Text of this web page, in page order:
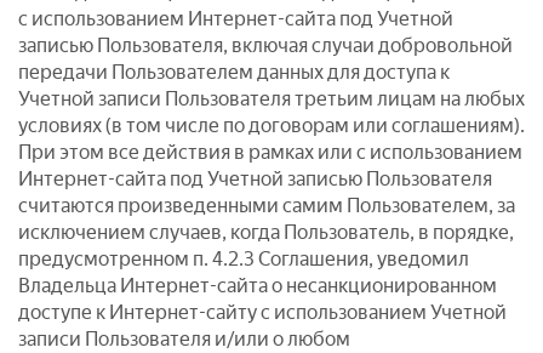
с использованием Интернет-сайта под Учетной
записью Пользователя, включая случаи добровольной
передачи Пользователем данных для доступа к
Учетной записи Пользователя третьим лицам на любых
условиях (в том числе по договорам или соглашениям).
При этом все действия в рамках или с использованием
Интернет-сайта под Учетной записью Пользователя
считаются произведенными самим Пользователем, за
исключением случаев, когда Пользователь, в порядке,
предусмотренном п. 4.2.3 Соглашения, уведомил
Владельца Интернет-сайта о несанкционированном
доступе к Интернет-сайту с использованием Учетной
записи Пользователя и/или о любом